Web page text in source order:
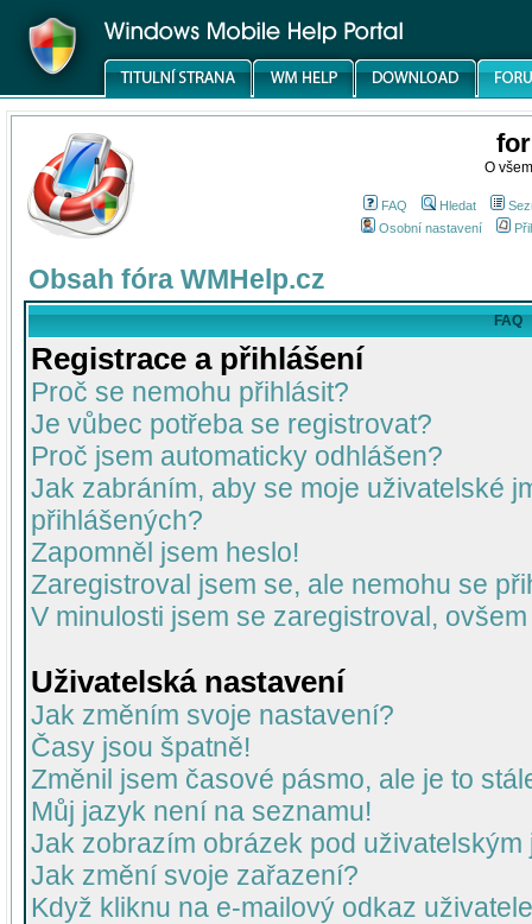
O
FAQ Hledat
Osobní nastavení
Obsah fóra WMHelp.cz
FAQ
Registrace a přihlášení
Proč se nemohu přihlásit?
Je vůbec potřeba se registrovat?
Proč jsem automaticky odhlášen?
Jak zabráním, aby se moje uživatelské
přihlášených?
Zapomněl jsem heslo!
Zaregistroval jsem se, ale nemohu se
V minulosti jsem se zaregistroval,
Uživatelská nastavení
Jak změním svoje nastavení?
Časy jsou špatně!
Změnil jsem časové pásmo, ale je to
Můj jazyk není na seznamu!
Jak zobrazím obrázek pod uživatelským
Jak změní svoje zařazení?
Když kliknu na e-mailový odkaz